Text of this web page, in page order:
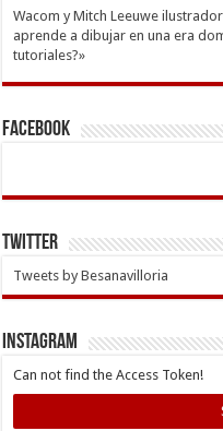
Wacom y Mitch Leeuwe
aprende a dibujar en una era
tutoriales?»
Facebook
Twitter
Tweets by Besanavilloria
INSTAGRAM
Can not find the Access Token!